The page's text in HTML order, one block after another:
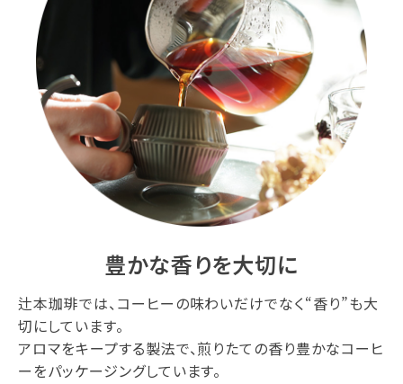
豊かな香りを大切に
辻本珈琲では、コーヒーの味わいだけでなく“香り”も大
切にしています。
アロマをキープする製法で、煎りたての香り豊かなコーヒ
ーをパッケージングしています。